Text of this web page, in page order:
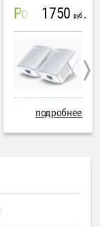
PowerLine TP-Link AV600
1750 руб
подробнее